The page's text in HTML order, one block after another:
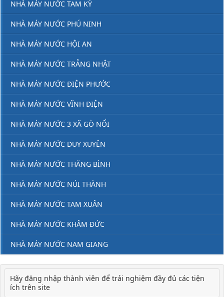
NHÀ MÁY NƯỚC TAM KỲ
NHÀ MÁY NƯỚC PHÚ NINH
NHÀ MÁY NƯỚC HỘI AN
NHÀ MÁY NƯỚC TRẢNG NHẬT
NHÀ MÁY NƯỚC ĐIỆN PHƯỚC
NHÀ MÁY NƯỚC VĨNH ĐIỆN
NHÀ MÁY NƯỚC 3 XÃ GÒ NỔI
NHÀ MÁY NƯỚC DUY XUYÊN
NHÀ MÁY NƯỚC THĂNG BÌNH
NHÀ MÁY NƯỚC NÚI THÀNH
NHÀ MÁY NƯỚC TAM XUÂN
NHÀ MÁY NƯỚC KHÂM ĐỨC
NHÀ MÁY NƯỚC NAM GIANG
Hãy đăng nhập thành viên để trải nghiệm đầy đủ các tiện
ích trên site